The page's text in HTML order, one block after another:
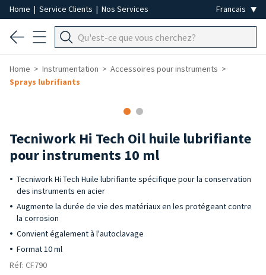
Home | Service Clients | Nos Services
Home Instrumentation
Accessoires pour instruments
Sprays lubrifiants
Tecniwork Hi Tech Oil huile lubrifiante
pour instruments 10 ml
Tecniwork Hi Tech Huile lubrifiante spécifique pour la conservation
des instruments en acier
Augmente la durée de vie des matériaux en les protégeant contre
la corrosion
Convient également à l'autoclavage
Format 10 ml
Réf: CF790